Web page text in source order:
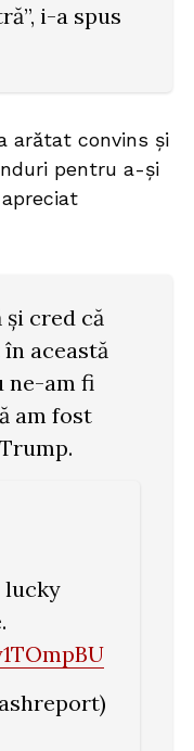
i-a spus
arătat convins și
pentru a-și
și cred că
această
ne-am fi
am fost
lucky